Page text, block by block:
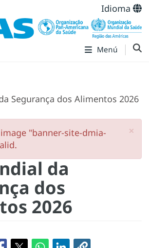
Idioma
Menú
Segurança dos Alimentos 2026
×
erro "banner-site-dmia-
da
dos
2026